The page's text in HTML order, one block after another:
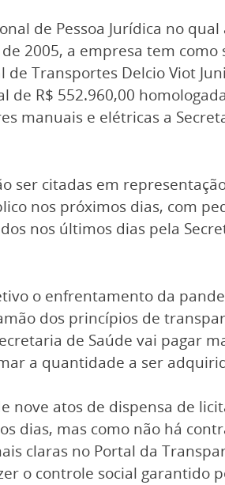
de Pessoa Jurídica no qual
2005, a empresa tem
Transportes Delcio Viot
de R$ 552.960,00
manuais e elétricas a
ser citadas em
nos próximos dias, com
nos últimos dias pela
o enfrentamento da
dos princípios de
de Saúde vai pagar
a quantidade a ser
nove atos de dispensa de
dias, mas como não há
claras no Portal da
o controle social garantido